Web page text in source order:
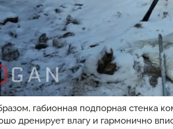
габионная подпорная стенка
дренирует влагу и гармонично